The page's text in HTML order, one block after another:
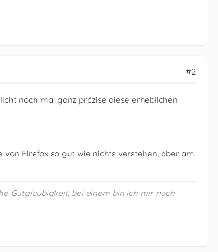
#2
noch mal ganz präzise diese erheblichen
Firefox so gut wie nichts verstehen, aber am
Gutgläubigkeit, bei einem bin ich mir noch